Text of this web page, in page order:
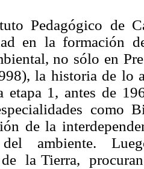
Pedagógico de
en la formación
no sólo en
la historia de lo
etapa 1, antes de
como
de la
del ambiente.
la Tierra,